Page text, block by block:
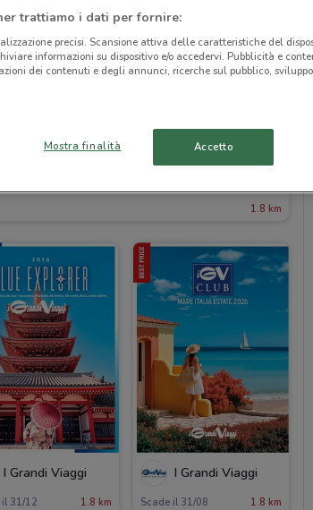
1.8 km
I Grandi Viaggi
il 31/12 1.8 km
I Grandi Viaggi
Scade il 31/08 1.8 km
trattiamo i dati per fornire:
precisi. Scansione attiva delle caratteristiche del
informazioni su dispositivo e/o accedervi. Pubblicità e
dei contenuti e degli annunci, ricerche sul pubblico,
Mostra finalità Accetto